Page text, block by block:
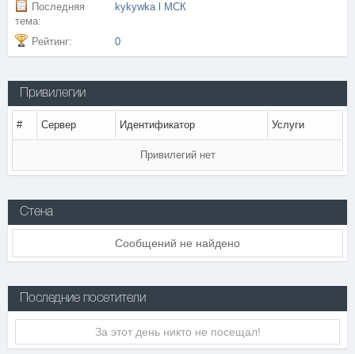
Последняя
тема:
kykywka l МСК
Рейтинг: 0
Привилегии
# Сервер Идентификатор Услуги
Привилегий нет
Стена
Сообщений не найдено
Последние посетители
За этот день никто не посещал!